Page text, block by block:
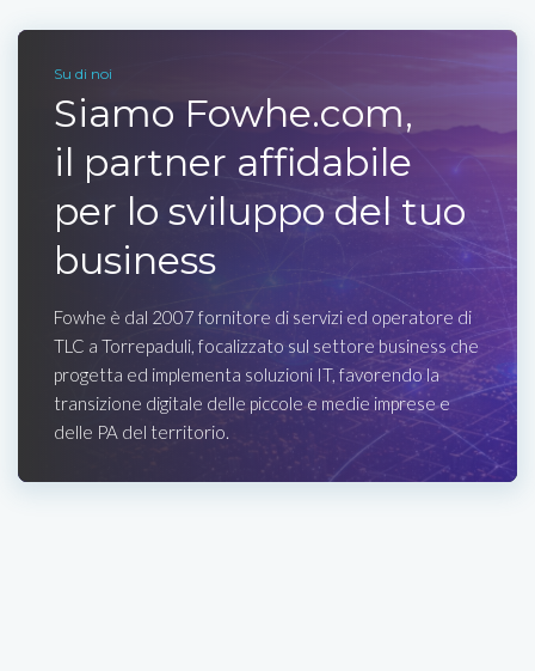
Su di noi
Siamo Fowhe.com,
il partner affidabile
per lo sviluppo del tuo
business
Fowhe è dal 2007 fornitore di servizi ed operatore di
TLC a Torrepaduli, focalizzato sul settore business che
progetta ed implementa soluzioni IT, favorendo la
transizione digitale delle piccole e medie imprese e
delle PA del territorio.